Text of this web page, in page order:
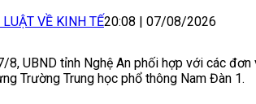
LUẬT VỀ KINH TẾ20:08 07/08/2026
8, UBND tỉnh Nghệ An phối hợp với các
Trường Trung học phổ thông Nam Đàn 1.